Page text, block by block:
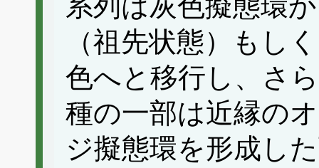
系列は灰色擬態環
（祖先状態）もし
色へと移行し、さ
種の一部は近縁の
ジ擬態環を形成し